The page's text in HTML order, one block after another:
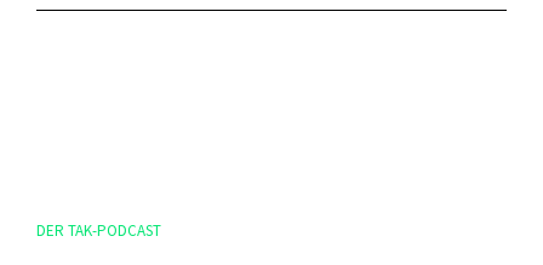
DER TAK-PODCAST